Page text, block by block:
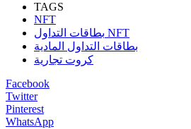
TAGS
NFT
بطاقات التداول NFT
بطاقات التداول المادية
كروت تجارية
Facebook
Twitter
Pinterest
WhatsApp